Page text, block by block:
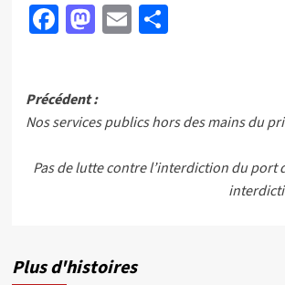
Facebook
Mastodon
EmailPartager
Navigation
d’article
Précédent :
Nos services publics hors des mains du
Pas de lutte contre l’interdiction du port
Plus d'histoires